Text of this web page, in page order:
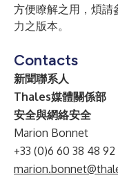
方便瞭解之用，煩請
力之版本。
Contacts
新聞聯系人
Thales媒體關係部
安全與網絡安全
Marion Bonnet
+33 (0)6 60 38 48 92